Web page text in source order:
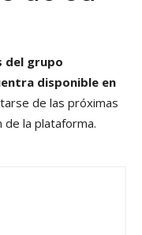
del grupo
disponible en
de las próximas
de la plataforma.